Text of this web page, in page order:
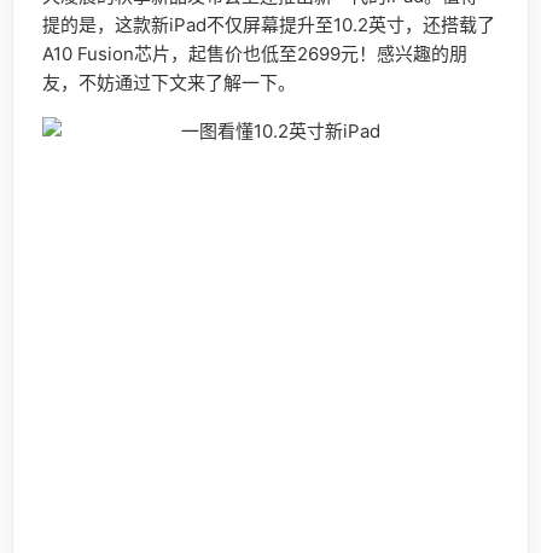
提的是，这款新iPad不仅屏幕提升至10.2英寸，还搭载了
A10 Fusion芯片，起售价也低至2699元！感兴趣的朋
友，不妨通过下文来了解一下。